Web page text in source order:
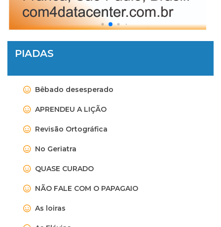
PIADAS
Bêbado desesperado
APRENDEU A LIÇÃO
Revisão Ortográfica
No Geriatra
QUASE CURADO
NÃO FALE COM O PAPAGAIO
As loiras